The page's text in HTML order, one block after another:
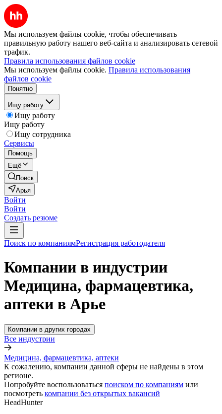
Мы используем файлы cookie, чтобы обеспечивать
правильную работу нашего веб-сайта и анализировать сетевой
трафик.
Правила использования файлов cookie
Мы используем файлы cookie. Правила использования
файлов cookie
Понятно
Ищу работу
Ищу работу
Ищу работу
Ищу сотрудника
Сервисы
Помощь
Ещё
Поиск
Арья
Войти
Войти
Создать резюме
Поиск по компаниямРегистрация работодателя
Компании в индустрии
Медицина, фармацевтика,
аптеки в Арье
Компании в других городах
Все индустрии
Медицина, фармацевтика, аптеки
К сожалению, компании данной сферы не найдены в этом
регионе.
Попробуйте воспользоваться поиском по компаниям или
посмотреть компании без открытых вакансий
HeadHunter